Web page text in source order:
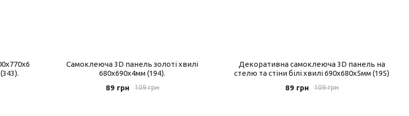
Самоклеюча 3D панель золоті хвилі
680x690x4мм (194).
109 грн
89 грн
Декоративна самоклеюча 3D панель на
стелю та стіни білі хвилі 690x680x5мм (195)
109 грн
89 грн